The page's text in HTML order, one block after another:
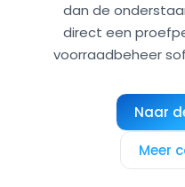
dan de
direct een
voorraadbeheer
Naar
Naar
Meer